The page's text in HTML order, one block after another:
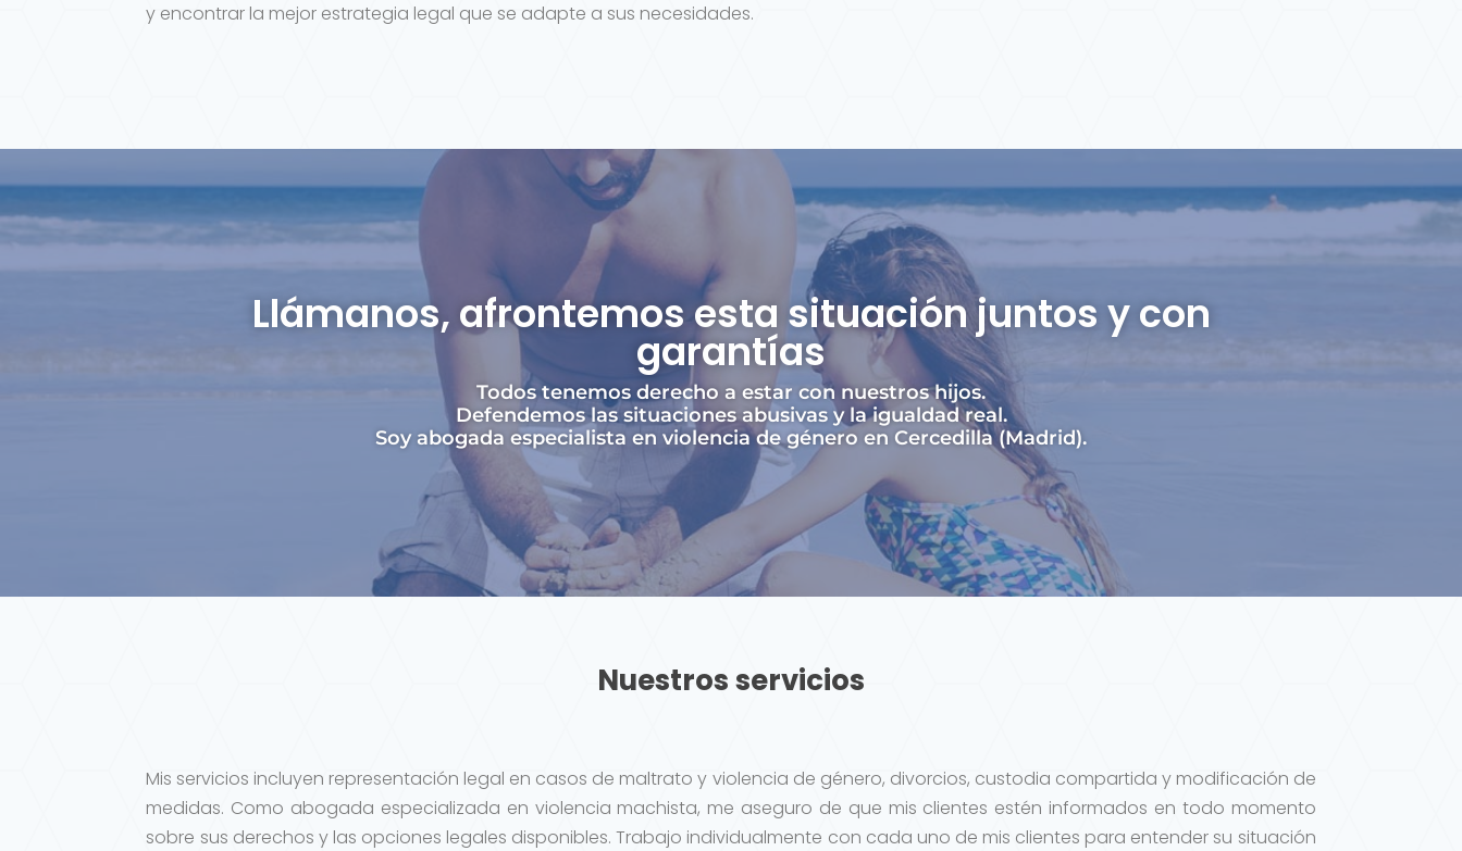
y encontrar la mejor estrategia legal que se adapte a sus necesidades.
Llámanos, afrontemos esta situación juntos y con
garantías
Todos tenemos derecho a estar con nuestros hijos.
Defendemos las situaciones abusivas y la igualdad real.
Soy abogada especialista en violencia de género en Cercedilla (Madrid).
Nuestros servicios
Mis servicios incluyen representación legal en casos de maltrato y violencia de género, divorcios, custodia compartida y modificación de
medidas. Como abogada especializada en violencia machista, me aseguro de que mis clientes estén informados en todo momento
sobre sus derechos y las opciones legales disponibles. Trabajo individualmente con cada uno de mis clientes para entender su situación